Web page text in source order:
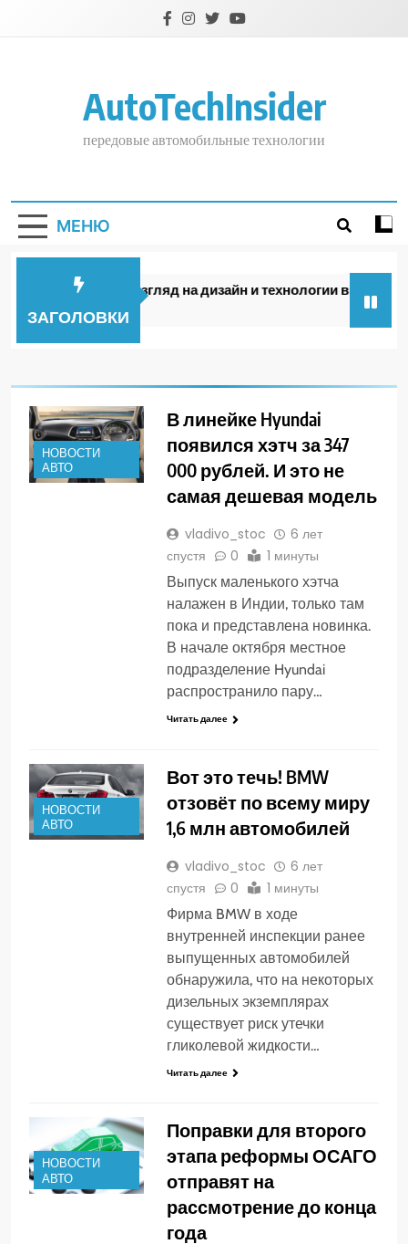
AutoTechInsider
передовые автомобильные технологии
МЕНЮ
ЗАГОЛОВКИ
OMODA: Новый взгляд на дизайн и технологии в 2026 году
3 дня спустя
НОВОСТИ
АВТО
В линейке Hyundai
появился хэтч за 347
000 рублей. И это не
самая дешевая модель
vladivo_stoc
6 лет
спустя
0 1 минуты
Выпуск маленького хэтча
налажен в Индии, только там
пока и представлена новинка.
В начале октября местное
подразделение Hyundai
распространило пару…
Читать далее
НОВОСТИ
АВТО
Вот это течь! BMW
отзовёт по всему миру
1,6 млн автомобилей
vladivo_stoc
6 лет
спустя
0 1 минуты
Фирма BMW в ходе
внутренней инспекции ранее
выпущенных автомобилей
обнаружила, что на некоторых
дизельных экземплярах
существует риск утечки
гликолевой жидкости…
Читать далее
НОВОСТИ
АВТО
Поправки для второго
этапа реформы ОСАГО
отправят на
рассмотрение до конца
года